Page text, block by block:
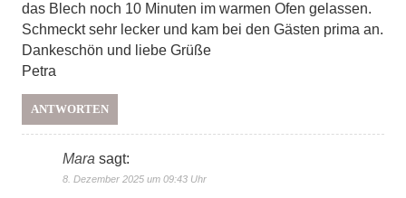
das Blech noch 10 Minuten im warmen Ofen gelassen.
Schmeckt sehr lecker und kam bei den Gästen prima an.
Dankeschön und liebe Grüße
Petra
ANTWORTEN
Mara sagt:
8. Dezember 2025 um 09:43 Uhr